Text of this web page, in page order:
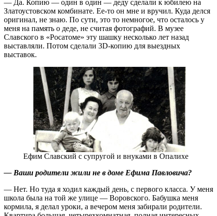
— Да. Копию — один в один — деду сделали к юбилею на
Златоустовском комбинате. Ее-то он мне и вручил. Куда делся
оригинал, не знаю. По сути, это то немногое, что осталось у
меня на память о деде, не считая фотографий. В музее
Славского в «Росатоме» эту шашку несколько лет назад
выставляли. Потом сделали 3D-копию для выездных
выставок.
Ефим Славский с супругой и внуками в Опалихе
— Ваши родители жили не в доме Ефима Павловича?
— Нет. Но туда я ходил каждый день, с первого класса. У меня
школа была на той же улице — Воровского. Бабушка меня
кормила, я делал уроки, а вечером меня забирали родители.